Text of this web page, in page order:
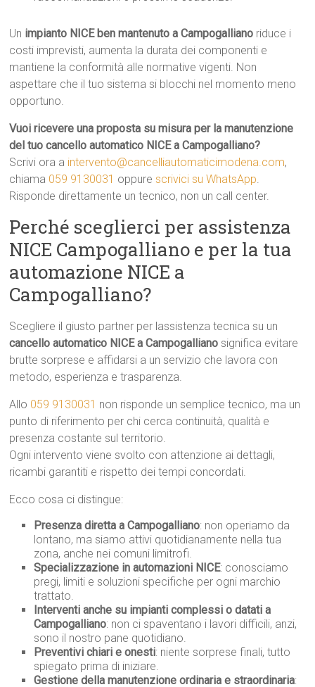
Un impianto NICE ben mantenuto a Campogalliano riduce i
costi imprevisti, aumenta la durata dei componenti e
mantiene la conformità alle normative vigenti. Non
aspettare che il tuo sistema si blocchi nel momento meno
opportuno.
Vuoi ricevere una proposta su misura per la manutenzione
del tuo cancello automatico NICE a Campogalliano?
Scrivi ora a intervento@cancelliautomaticimodena.com,
chiama 059 9130031 oppurescrivici su WhatsApp.
Risponde direttamente un tecnico, non un call center.
Perché sceglierci per assistenza
NICE Campogalliano e per la tua
automazione NICE a
Campogalliano?
Scegliere il giusto partner per lassistenza tecnica su un
cancello automatico NICE a Campogalliano significa evitare
brutte sorprese e affidarsi a un servizio che lavora con
metodo, esperienza e trasparenza.
Allo 059 9130031 non risponde un semplice tecnico, ma un
punto di riferimento per chi cerca continuità, qualità e
presenza costante sul territorio.
Ogni intervento viene svolto con attenzione ai dettagli,
ricambi garantiti e rispetto dei tempi concordati.
Ecco cosa ci distingue:
Presenza diretta a Campogalliano: non operiamo da
lontano, ma siamo attivi quotidianamente nella tua
zona, anche nei comuni limitrofi.
Specializzazione in automazioni NICE: conosciamo
pregi, limiti e soluzioni specifiche per ogni marchio
trattato.
Interventi anche su impianti complessi o datati a
Campogalliano: non ci spaventano i lavori difficili, anzi,
sono il nostro pane quotidiano.
Preventivi chiari e onesti: niente sorprese finali, tutto
spiegato prima di iniziare.
Gestione della manutenzione ordinaria e straordinaria: